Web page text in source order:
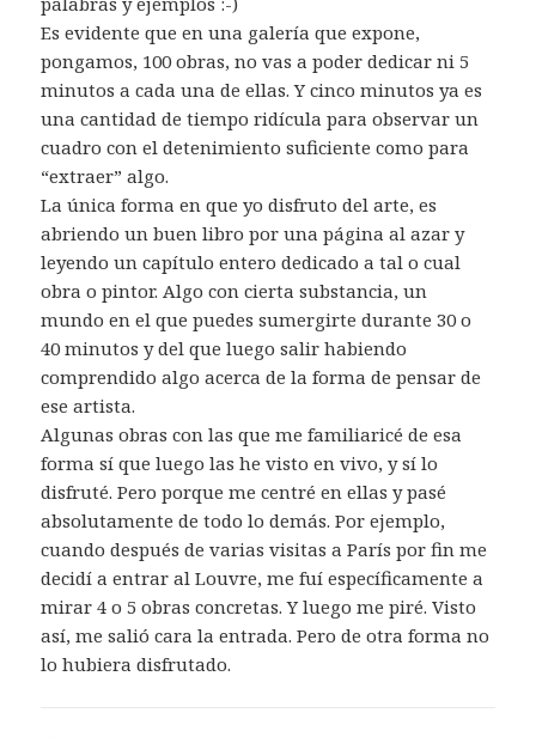
Es evidente que en una galería que expone,
pongamos, 100 obras, no vas a poder dedicar ni 5
minutos a cada una de ellas. Y cinco minutos ya es
una cantidad de tiempo ridícula para observar un
cuadro con el detenimiento suficiente como para
“extraer” algo.
La única forma en que yo disfruto del arte, es
abriendo un buen libro por una página al azar y
leyendo un capítulo entero dedicado a tal o cual
obra o pintor. Algo con cierta substancia, un
mundo en el que puedes sumergirte durante 30 o
40 minutos y del que luego salir habiendo
comprendido algo acerca de la forma de pensar de
ese artista.
Algunas obras con las que me familiaricé de esa
forma sí que luego las he visto en vivo, y sí lo
disfruté. Pero porque me centré en ellas y pasé
absolutamente de todo lo demás. Por ejemplo,
cuando después de varias visitas a París por fin me
decidí a entrar al Louvre, me fuí específicamente a
mirar 4 o 5 obras concretas. Y luego me piré. Visto
así, me salió cara la entrada. Pero de otra forma no
lo hubiera disfrutado.